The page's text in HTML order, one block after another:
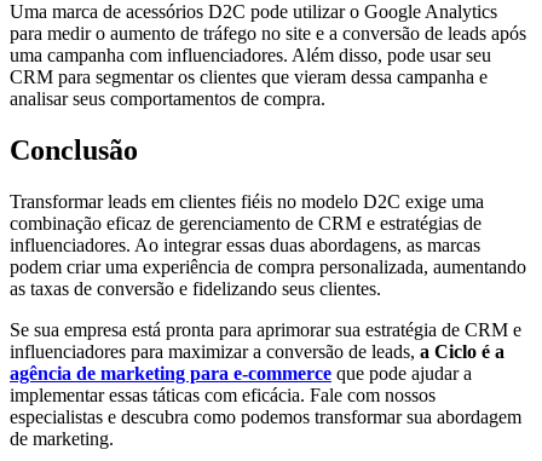
Uma marca de acessórios D2C pode utilizar o Google Analytics
para medir o aumento de tráfego no site e a conversão de leads após
uma campanha com influenciadores. Além disso, pode usar seu
CRM para segmentar os clientes que vieram dessa campanha e
analisar seus comportamentos de compra.
Conclusão
Transformar leads em clientes fiéis no modelo D2C exige uma
combinação eficaz de gerenciamento de CRM e estratégias de
influenciadores. Ao integrar essas duas abordagens, as marcas
podem criar uma experiência de compra personalizada, aumentando
as taxas de conversão e fidelizando seus clientes.
Se sua empresa está pronta para aprimorar sua estratégia de CRM e
influenciadores para maximizar a conversão de leads, a Ciclo é a
agência de marketing para e-commerce que pode ajudar a
implementar essas táticas com eficácia. Fale com nossos
especialistas e descubra como podemos transformar sua abordagem
de marketing.